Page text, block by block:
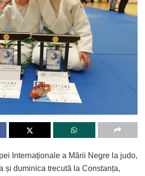
Internaționale a Mării Negre la judo,
și duminica trecută la Constanța,